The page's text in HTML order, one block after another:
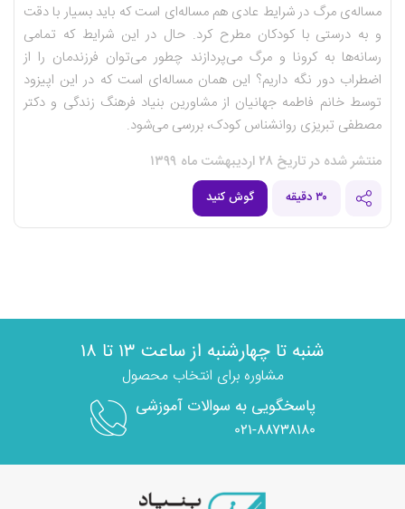
مساله‌ی مرگ در شرایط عادی هم مساله‌ای است که باید بسیار با دقت
و به درستی با کودکان مطرح کرد. حال در این شرایط که تمامی
رسانه‌ها به کرونا و مرگ می‌پردازند چطور می‌توان فرزندمان را از
اضطراب دور نگه داریم؟ این همان مساله‌ای است که در این اپیزود
توسط خانم فاطمه جهانیان از مشاورین بنیاد فرهنگ زندگی و دکتر
مصطفی تبریزی روانشناس کودک، بررسی می‌شود.
منتشر شده در تاریخ ۲۸ اردیبهشت ماه ۱۳۹۹
۳۰ دقیقه گوش کنید
شنبه تا چهارشنبه از ساعت ۱۳ تا ۱۸
مشاوره برای انتخاب محصول
پاسخگویی به سوالات آموزشی
۰۲۱-۸۸۷۳۸۱۸۰